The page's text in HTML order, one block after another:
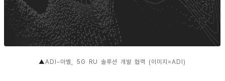
▲ADI-마벨, 5G RU 솔루션 개발 협력 (이미지=ADI)